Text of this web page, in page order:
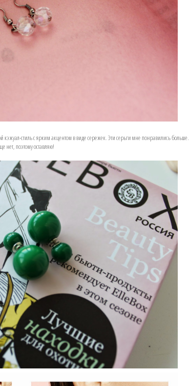
кэжуал-стиль с ярким акцентом в виде сережек. Эти серьги мне понравились больше.
нет, поэтому оставляю!